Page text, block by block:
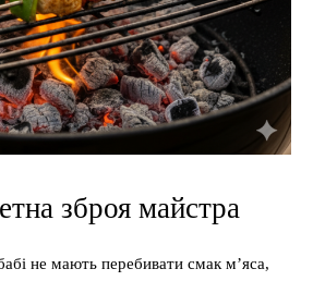
зброя майстра
не мають перебивати смак м’яса,